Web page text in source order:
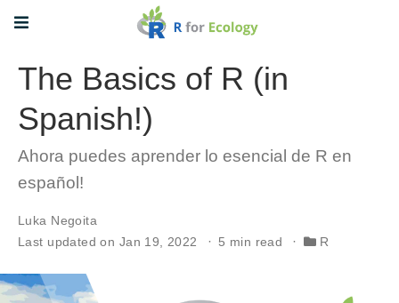
The Basics of R (in
Spanish!)
Ahora puedes aprender lo esencial de R en
español!
Luka Negoita
Last updated on Jan 19, 2022
5 min read R